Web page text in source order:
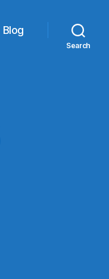
Blog
Search